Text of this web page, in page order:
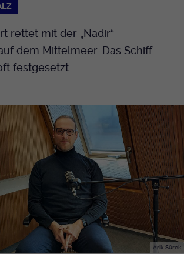
rettet mit der „Nadir“
dem Mittelmeer. Das Schiff
festgesetzt.
Arik Sürek